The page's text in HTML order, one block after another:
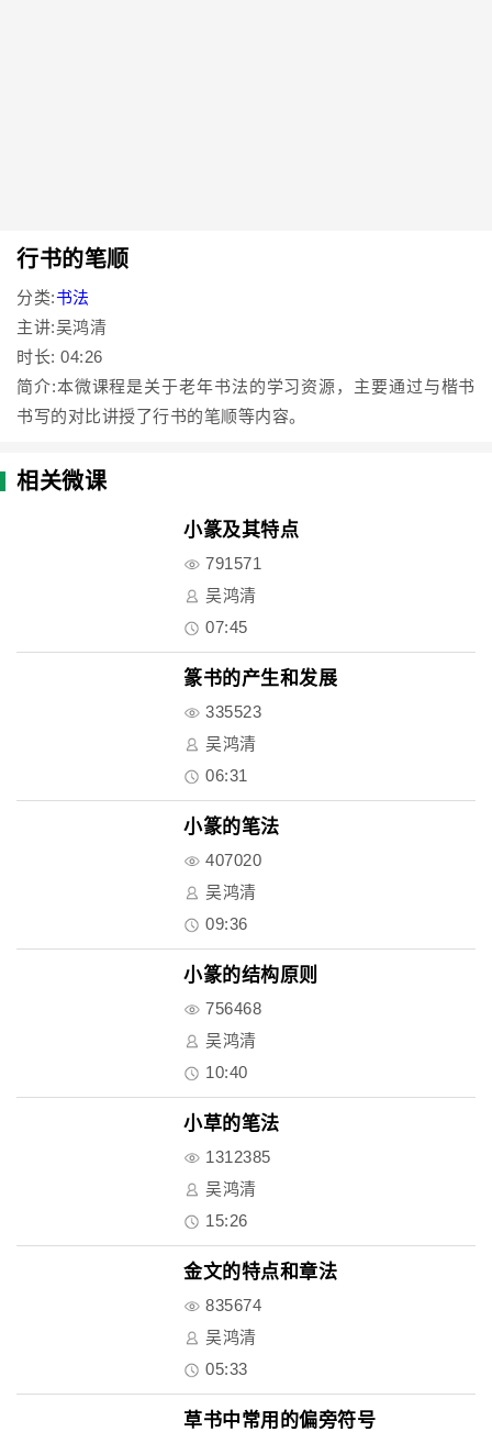
行书的笔顺
分类:书法
主讲:吴鸿清
时长: 04:26
简介:本微课程是关于老年书法的学习资源，主要通过与楷书
书写的对比讲授了行书的笔顺等内容。
相关微课
小篆及其特点
791571
吴鸿清
07:45
篆书的产生和发展
335523
吴鸿清
06:31
小篆的笔法
407020
吴鸿清
09:36
小篆的结构原则
756468
吴鸿清
10:40
小草的笔法
1312385
吴鸿清
15:26
金文的特点和章法
835674
吴鸿清
05:33
草书中常用的偏旁符号